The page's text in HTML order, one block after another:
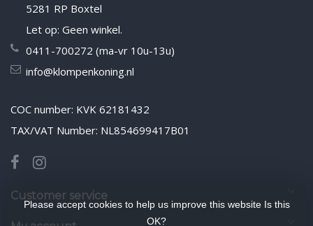
5281 RP Boxtel
Let op: Geen winkel.
0411-700272 (ma-vr 10u-13u)
info@klompenkoning.nl
COC number: KVK 62181432
TAX/VAT Number: NL854699417B01
Customer service
Please accept cookies to help us improve this website Is this
OK?